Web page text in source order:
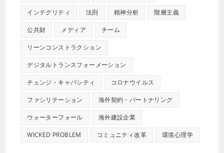
インテグリティ 法則 精神分析 階層主義
公共財 メディア チーム
リーンコンストラクション
デジタルトランスフォーメーション
チェンジ・キャパシティ コロナウイルス
ファシリテーション 海外契約・パートナリング
ウォーターフォール 海外建設企業
WICKED PROBLEM コミュニティ改革 環境心理学